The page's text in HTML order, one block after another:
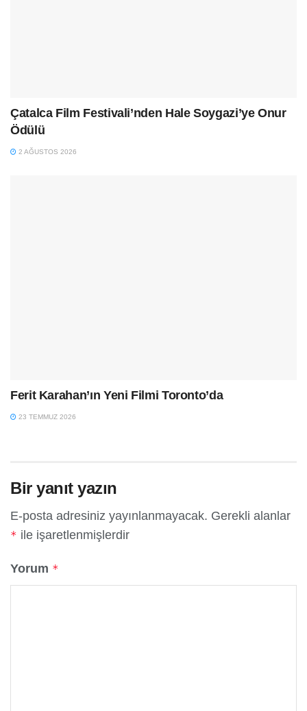
Çatalca Film Festivali’nden Hale Soygazi’ye Onur
Ödülü
2 AĞUSTOS 2026
Ferit Karahan’ın Yeni Filmi Toronto’da
23 TEMMUZ 2026
Bir yanıt yazın
E-posta adresiniz yayınlanmayacak. Gerekli alanlar
* ile işaretlenmişlerdir
Yorum *